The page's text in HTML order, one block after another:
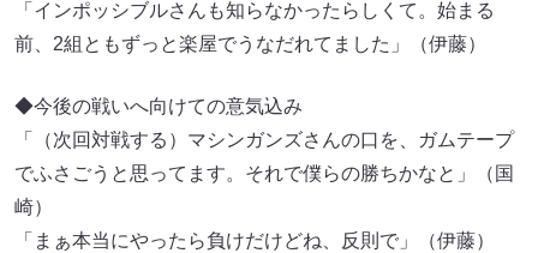
「インポッシブルさんも知らなかったらしくて。始まる
前、2組ともずっと楽屋でうなだれてました」（伊藤）
◆今後の戦いへ向けての意気込み
「（次回対戦する）マシンガンズさんの口を、ガムテープ
でふさごうと思ってます。それで僕らの勝ちかなと」（国
崎）
「まぁ本当にやったら負けだけどね、反則で」（伊藤）